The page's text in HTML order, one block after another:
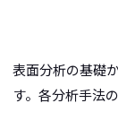
表面分析の基礎
す。各分析手法